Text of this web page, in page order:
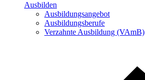
Ausbilden
Ausbildungsangebot
Ausbildungsberufe
Verzahnte Ausbildung (VAmB)